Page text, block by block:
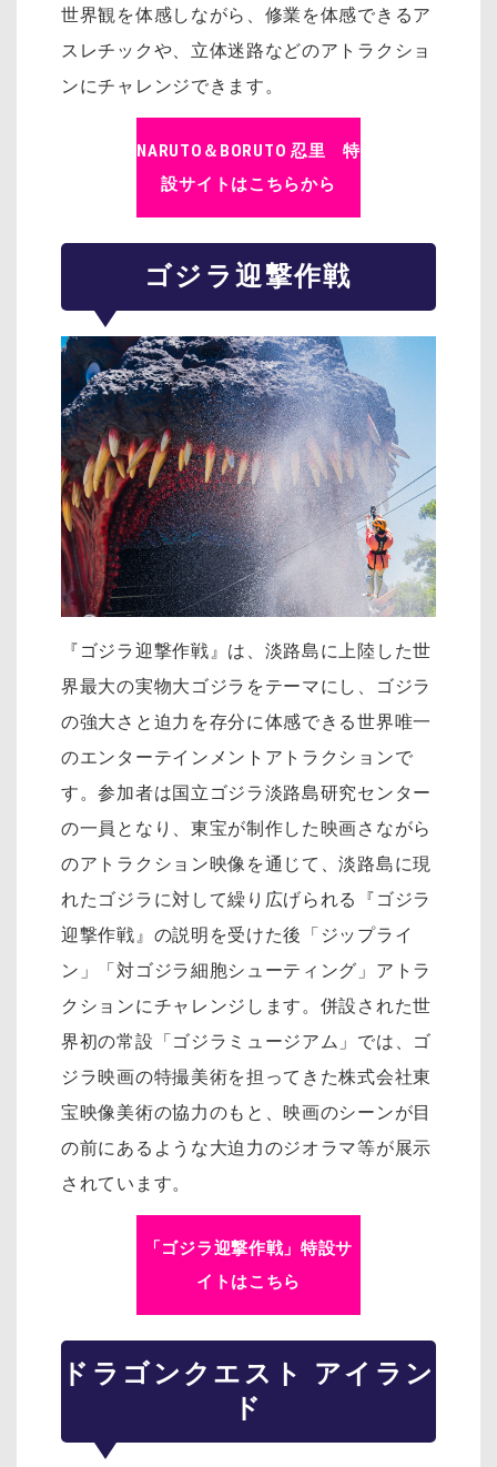
世界観を体感しながら、修業を体感できるア
スレチックや、立体迷路などのアトラクショ
ンにチャレンジできます。
NARUTO＆BORUTO 忍里 特
設サイトはこちらから
ゴジラ迎撃作戦
『ゴジラ迎撃作戦』は、淡路島に上陸した世
界最大の実物大ゴジラをテーマにし、ゴジラ
の強大さと迫力を存分に体感できる世界唯一
のエンターテインメントアトラクションで
す。参加者は国立ゴジラ淡路島研究センター
の一員となり、東宝が制作した映画さながら
のアトラクション映像を通じて、淡路島に現
れたゴジラに対して繰り広げられる『ゴジラ
迎撃作戦』の説明を受けた後「ジップライ
ン」「対ゴジラ細胞シューティング」アトラ
クションにチャレンジします。併設された世
界初の常設「ゴジラミュージアム」では、ゴ
ジラ映画の特撮美術を担ってきた株式会社東
宝映像美術の協力のもと、映画のシーンが目
の前にあるような大迫力のジオラマ等が展示
されています。
「ゴジラ迎撃作戦」特設サ
イトはこちら
ドラゴンクエスト アイラン
ド